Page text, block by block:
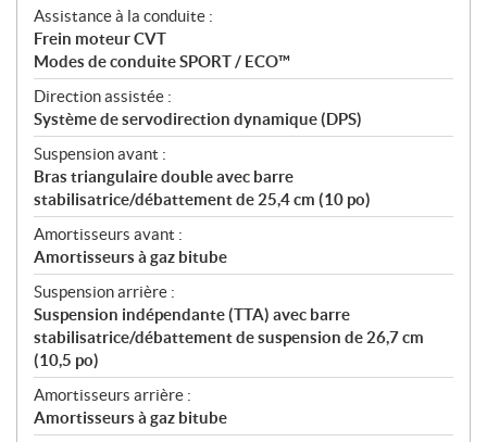
Assistance à la conduite :
Frein moteur CVT
Modes de conduite SPORT / ECO™
Direction assistée :
Système de servodirection dynamique (DPS)
Suspension avant :
Bras triangulaire double avec barre
stabilisatrice/débattement de 25,4 cm (10 po)
Amortisseurs avant :
Amortisseurs à gaz bitube
Suspension arrière :
Suspension indépendante (TTA) avec barre
stabilisatrice/débattement de suspension de 26,7 cm
(10,5 po)
Amortisseurs arrière :
Amortisseurs à gaz bitube